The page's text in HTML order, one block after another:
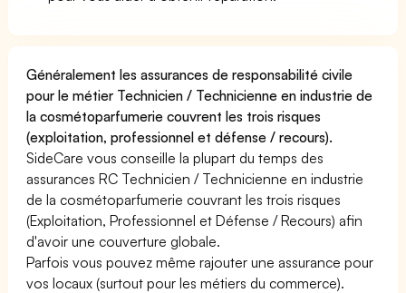
Généralement les assurances de responsabilité civile
pour le métier Technicien / Technicienne en industrie de
la cosmétoparfumerie couvrent les trois risques
(exploitation, professionnel et défense / recours).
SideCare vous conseille la plupart du temps des
assurances RC Technicien / Technicienne en industrie
de la cosmétoparfumerie couvrant les trois risques
(Exploitation, Professionnel et Défense / Recours) afin
d'avoir une couverture globale.
Parfois vous pouvez même rajouter une assurance pour
vos locaux (surtout pour les métiers du commerce).